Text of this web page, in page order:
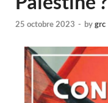
25 octobre 2023 - bygrc